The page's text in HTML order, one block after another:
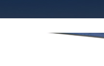
de
ayuda